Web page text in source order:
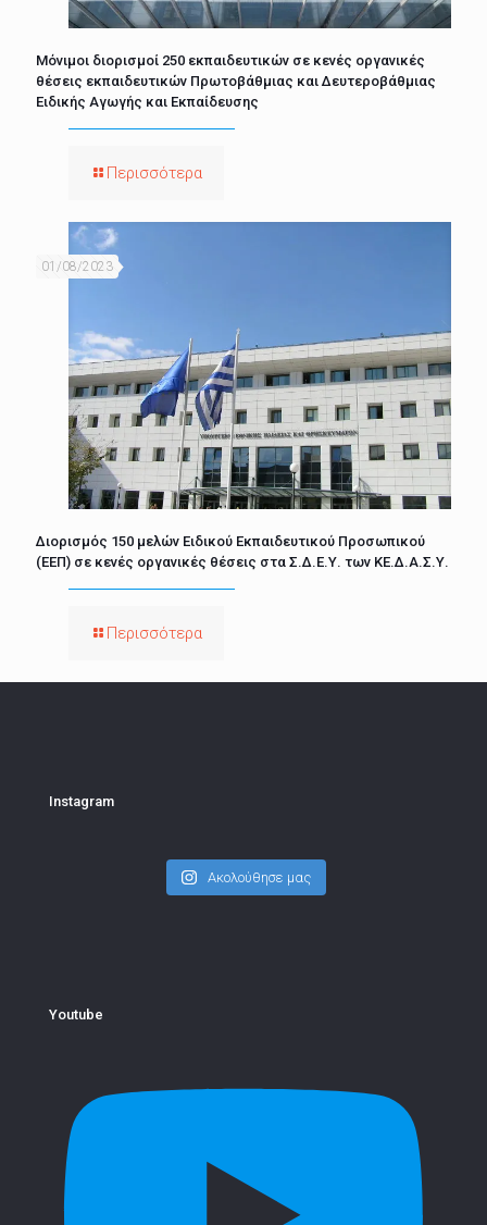
Μόνιμοι διορισμοί 250 εκπαιδευτικών σε κενές οργανικές
θέσεις εκπαιδευτικών Πρωτοβάθμιας και Δευτεροβάθμιας
Ειδικής Αγωγής και Εκπαίδευσης
Περισσότερα
01/08/2023
Διορισμός 150 μελών Ειδικού Εκπαιδευτικού Προσωπικού
(ΕΕΠ) σε κενές οργανικές θέσεις στα Σ.Δ.Ε.Υ. των ΚΕ.Δ.Α.Σ.Υ.
Περισσότερα
Instagram
Ακολούθησε μας
Youtube